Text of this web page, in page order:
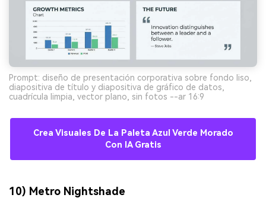
Prompt: diseño de presentación corporativa sobre fondo liso,
diapositiva de título y diapositiva de gráfico de datos,
cuadrícula limpia, vector plano, sin fotos --ar 16:9
Crea Visuales De La Paleta Azul Verde Morado
Con IA Gratis
10) Metro Nightshade